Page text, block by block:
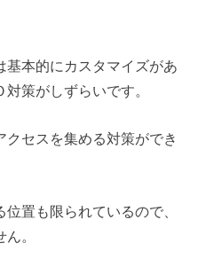
基本的にカスタマイズがあ
策がしずらいです。
クセスを集める対策ができ
置も限られているので、
。